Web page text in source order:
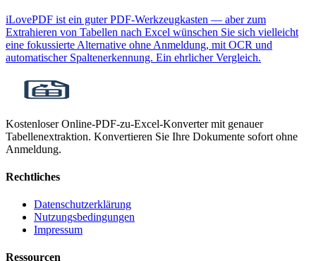
iLovePDF ist ein guter PDF-Werkzeugkasten — aber zum
Extrahieren von Tabellen nach Excel wünschen Sie sich vielleicht
eine fokussierte Alternative ohne Anmeldung, mit OCR und
automatischer Spaltenerkennung. Ein ehrlicher Vergleich.
Kostenloser Online-PDF-zu-Excel-Konverter mit genauer
Tabellenextraktion. Konvertieren Sie Ihre Dokumente sofort ohne
Anmeldung.
Rechtliches
Datenschutzerklärung
Nutzungsbedingungen
Impressum
Ressourcen